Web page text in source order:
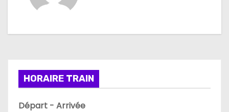
a
o
HORAIRE TRAIN
Départ - Arrivée